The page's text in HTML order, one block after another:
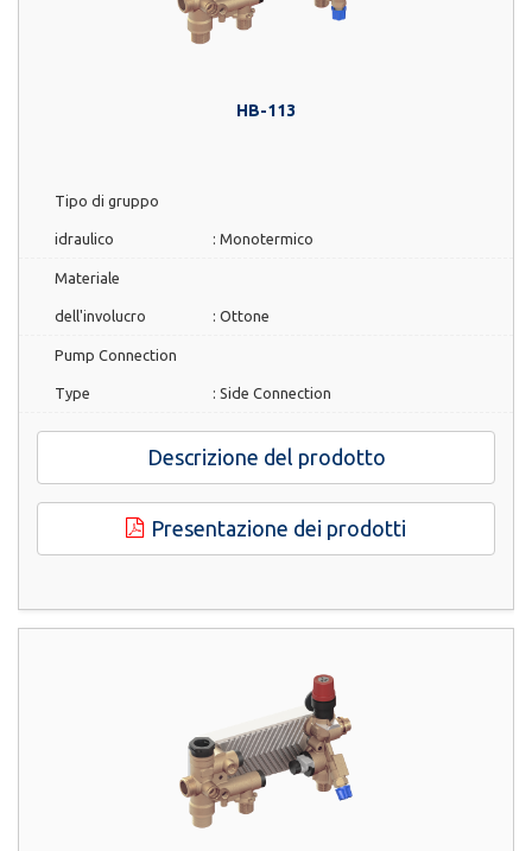
HB-113
Tipo di gruppo
idraulico : Monotermico
Materiale
dell'involucro : Ottone
Pump Connection
Type : Side Connection
Descrizione del prodotto
Presentazione dei prodotti